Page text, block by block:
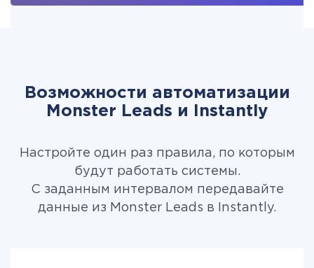
Возможности автоматизации
Monster Leads и Instantly
Настройте один раз правила, по которым
будут работать системы.
С заданным интервалом передавайте
данные из Monster Leads в Instantly.